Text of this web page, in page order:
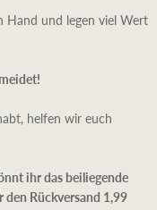
Hand und legen viel Wert
helfen wir euch
ihr das beiliegende
Rückversand 1,99